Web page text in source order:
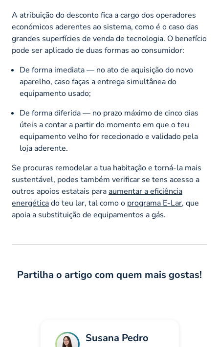
A atribuição do desconto fica a cargo dos operadores
económicos aderentes ao sistema, como é o caso das
grandes superfícies de venda de tecnologia. O benefício
pode ser aplicado de duas formas ao consumidor:
De forma imediata — no ato de aquisição do novo
aparelho, caso faças a entrega simultânea do
equipamento usado;
De forma diferida — no prazo máximo de cinco dias
úteis a contar a partir do momento em que o teu
equipamento velho for rececionado e validado pela
loja aderente.
Se procuras remodelar a tua habitação e torná-la mais
sustentável, podes também verificar se tens acesso a
outros apoios estatais para aumentar a eficiência
energéticado teu lar, tal como o programa E-Lar, que
apoia a substituição de equipamentos a gás.
Partilha o artigo com quem mais gostas!
Susana Pedro